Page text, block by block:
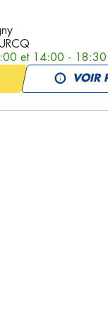
et 14:00 - 18:30
VOIR